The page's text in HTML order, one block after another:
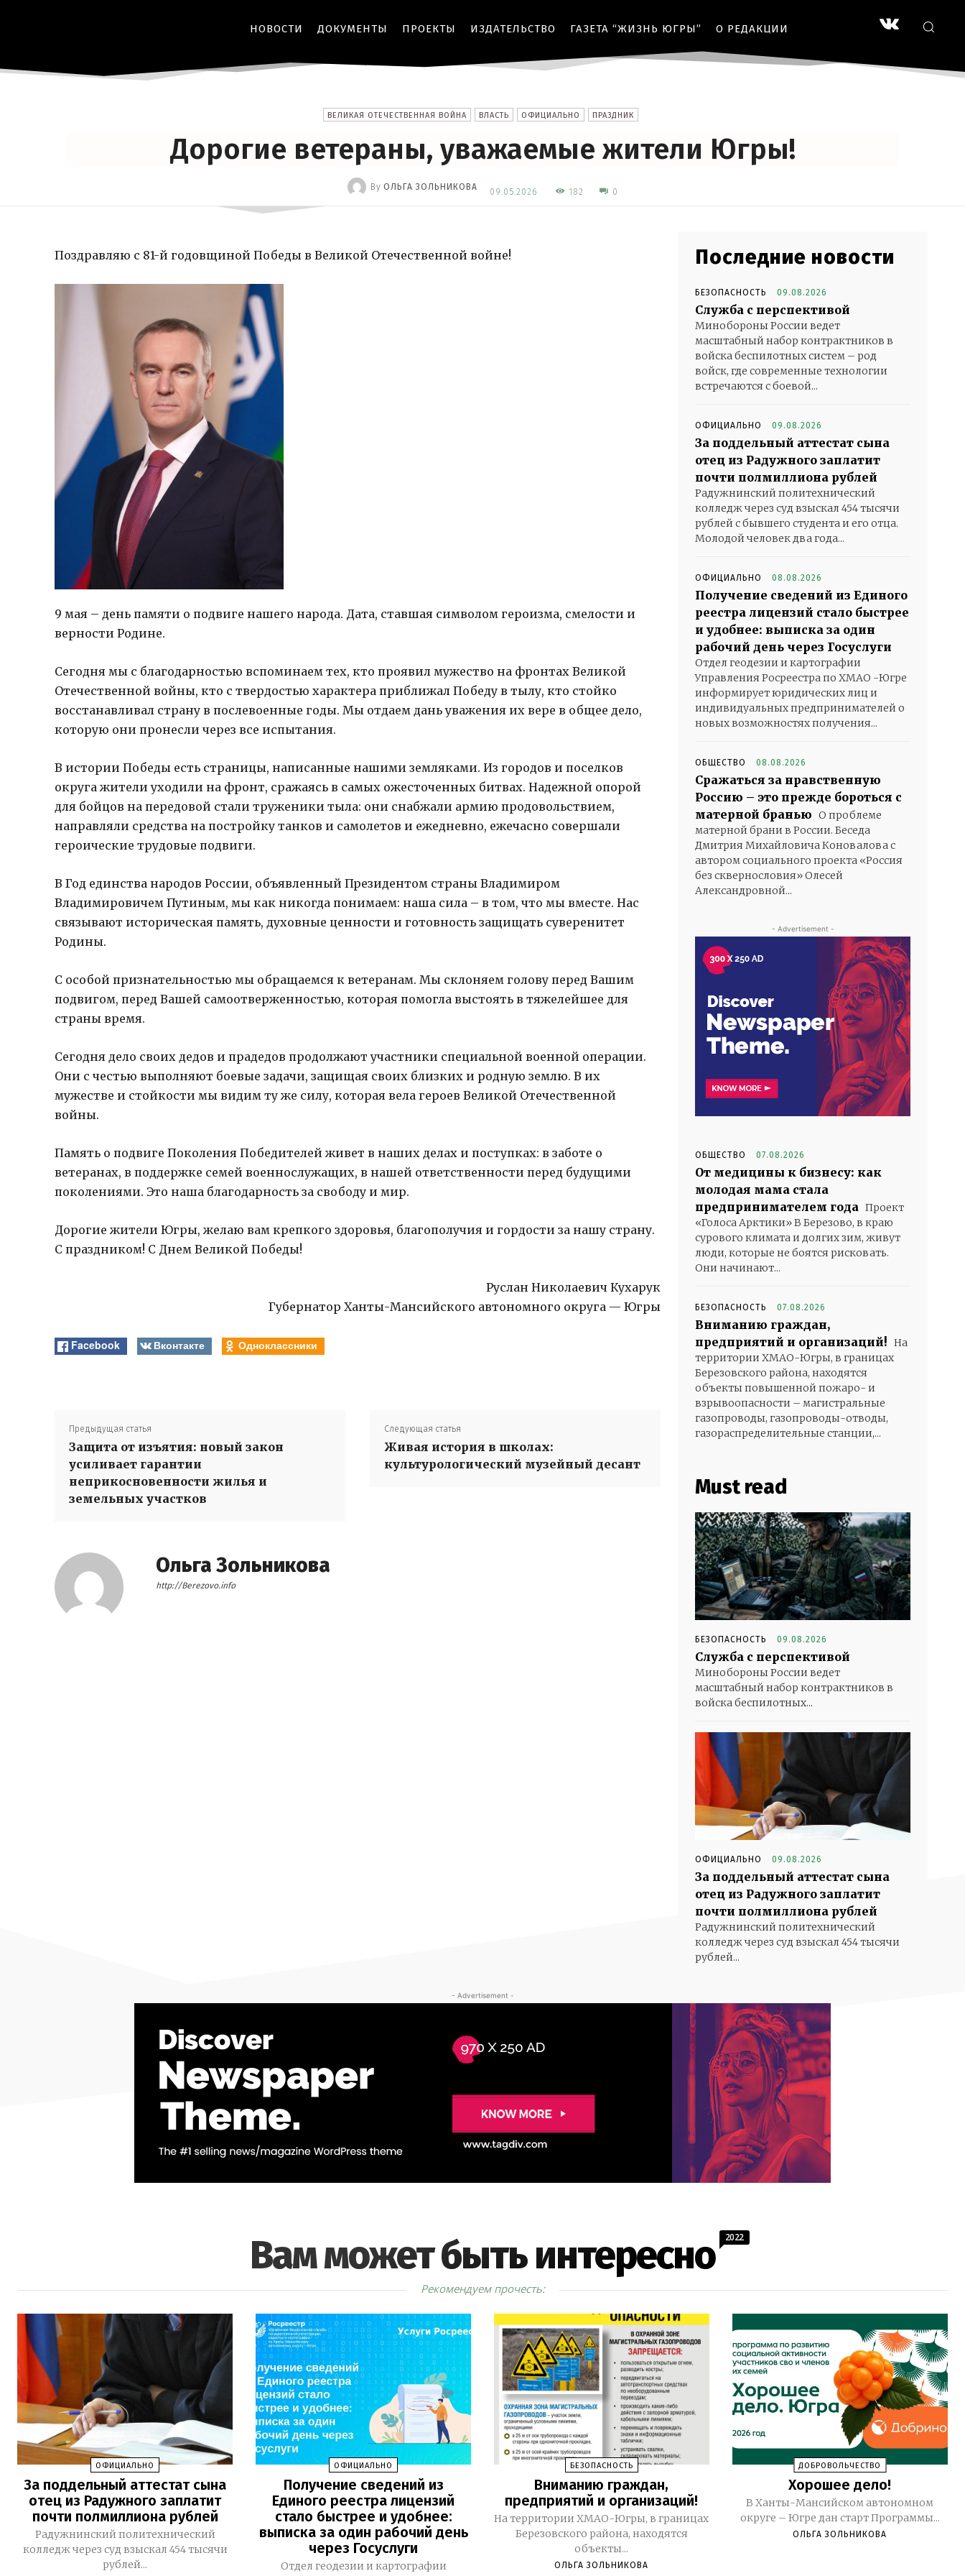
НОВОСТИ ДОКУМЕНТЫ ПРОЕКТЫ ИЗДАТЕЛЬСТВО ГАЗЕТА “ЖИЗНЬ ЮГРЫ” О РЕДАКЦИИ
ВЕЛИКАЯ ОТЕЧЕСТВЕННАЯ ВОЙНА ВЛАСТЬ ОФИЦИАЛЬНО ПРАЗДНИК
Дорогие ветераны, уважаемые жители Югры!
By ОЛЬГА ЗОЛЬНИКОВА 09.05.2026 182 0
Поздравляю с 81-й годовщиной Победы в Великой Отечественной войне!
9 мая – день памяти о подвиге нашего народа. Дата, ставшая символом героизма, смелости и
верности Родине.
Сегодня мы с благодарностью вспоминаем тех, кто проявил мужество на фронтах Великой
Отечественной войны, кто с твердостью характера приближал Победу в тылу, кто стойко
восстанавливал страну в послевоенные годы. Мы отдаем дань уважения их вере в общее дело,
которую они пронесли через все испытания.
В истории Победы есть страницы, написанные нашими земляками. Из городов и поселков
округа жители уходили на фронт, сражаясь в самых ожесточенных битвах. Надежной опорой
для бойцов на передовой стали труженики тыла: они снабжали армию продовольствием,
направляли средства на постройку танков и самолетов и ежедневно, ежечасно совершали
героические трудовые подвиги.
В Год единства народов России, объявленный Президентом страны Владимиром
Владимировичем Путиным, мы как никогда понимаем: наша сила – в том, что мы вместе. Нас
связывают историческая память, духовные ценности и готовность защищать суверенитет
Родины.
С особой признательностью мы обращаемся к ветеранам. Мы склоняем голову перед Вашим
подвигом, перед Вашей самоотверженностью, которая помогла выстоять в тяжелейшее для
страны время.
Сегодня дело своих дедов и прадедов продолжают участники специальной военной операции.
Они с честью выполняют боевые задачи, защищая своих близких и родную землю. В их
мужестве и стойкости мы видим ту же силу, которая вела героев Великой Отечественной
войны.
Память о подвиге Поколения Победителей живет в наших делах и поступках: в заботе о
ветеранах, в поддержке семей военнослужащих, в нашей ответственности перед будущими
поколениями. Это наша благодарность за свободу и мир.
Дорогие жители Югры, желаю вам крепкого здоровья, благополучия и гордости за нашу страну.
С праздником! С Днем Великой Победы!
Руслан Николаевич Кухарук
Губернатор Ханты-Мансийского автономного округа — Югры
Facebook Вконтакте Одноклассники
Предыдущая статья
Защита от изъятия: новый закон
усиливает гарантии
неприкосновенности жилья и
земельных участков
Следующая статья
Живая история в школах:
культурологический музейный десант
Ольга Зольникова
http://Berezovo.info
Последние новости
БЕЗОПАСНОСТЬ 09.08.2026
Служба с перспективой
Минобороны России ведет
масштабный набор контрактников в
войска беспилотных систем – род
войск, где современные технологии
встречаются с боевой...
ОФИЦИАЛЬНО 09.08.2026
За поддельный аттестат сына
отец из Радужного заплатит
почти полмиллиона рублей
Радужнинский политехнический
колледж через суд взыскал 454 тысячи
рублей с бывшего студента и его отца.
Молодой человек два года...
ОФИЦИАЛЬНО 08.08.2026
Получение сведений из Единого
реестра лицензий стало быстрее
и удобнее: выписка за один
рабочий день через Госуслуги
Отдел геодезии и картографии
Управления Росреестра по ХМАО -Югре
информирует юридических лиц и
индивидуальных предпринимателей о
новых возможностях получения...
ОБЩЕСТВО 08.08.2026
Сражаться за нравственную
Россию – это прежде бороться с
матерной бранью О проблеме
матерной брани в России. Беседа
Дмитрия Михайловича Коновалова с
автором социального проекта «Россия
без сквернословия» Олесей
Александровной...
- Advertisement -
ОБЩЕСТВО 07.08.2026
От медицины к бизнесу: как
молодая мама стала
предпринимателем года Проект
«Голоса Арктики» В Березово, в краю
сурового климата и долгих зим, живут
люди, которые не боятся рисковать.
Они начинают...
БЕЗОПАСНОСТЬ 07.08.2026
Вниманию граждан,
предприятий и организаций! На
территории ХМАО-Югры, в границах
Березовского района, находятся
объекты повышенной пожаро- и
взрывоопасности – магистральные
газопроводы, газопроводы-отводы,
газораспределительные станции,...
Must read
БЕЗОПАСНОСТЬ 09.08.2026
Служба с перспективой
Минобороны России ведет
масштабный набор контрактников в
войска беспилотных...
ОФИЦИАЛЬНО 09.08.2026
За поддельный аттестат сына
отец из Радужного заплатит
почти полмиллиона рублей
Радужнинский политехнический
колледж через суд взыскал 454 тысячи
рублей...
- Advertisement -
Вам может быть интересно 2022
Рекомендуем прочесть:
ОФИЦИАЛЬНО
За поддельный аттестат сына
отец из Радужного заплатит
почти полмиллиона рублей
Радужнинский политехнический
колледж через суд взыскал 454 тысячи
рублей...
ОФИЦИАЛЬНО
Получение сведений из
Единого реестра лицензий
стало быстрее и удобнее:
выписка за один рабочий день
через Госуслуги
Отдел геодезии и картографии
БЕЗОПАСНОСТЬ
Вниманию граждан,
предприятий и организаций!
На территории ХМАО-Югры, в границах
Березовского района, находятся
объекты...
ОЛЬГА ЗОЛЬНИКОВА
ДОБРОВОЛЬЧЕСТВО
Хорошее дело!
В Ханты-Мансийском автономном
округе – Югре дан старт Программы...
ОЛЬГА ЗОЛЬНИКОВА